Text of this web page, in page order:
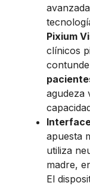
Pixium
clínicos
agudeza
apuesta
utiliza
madre,
El